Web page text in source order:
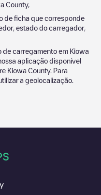
County,
de ficha que corresponde
estado do carregador,
de carregamento em Kiowa
aplicação disponível
Kiowa County. Para
a geolocalização.